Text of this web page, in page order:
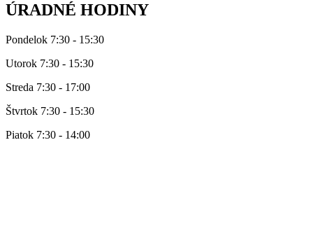
ÚRADNÉ HODINY
Pondelok 7:30 - 15:30
Utorok 7:30 - 15:30
Streda 7:30 - 17:00
Štvrtok 7:30 - 15:30
Piatok 7:30 - 14:00